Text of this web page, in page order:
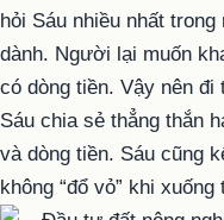
hỏi Sáu nhiều nhất
dành. Người lại muốn
có dòng tiền. Vậy nên đi
Sáu chia sẻ thẳng thắn
và dòng tiền. Sáu cũng
không “đổ vỏ” khi xuống